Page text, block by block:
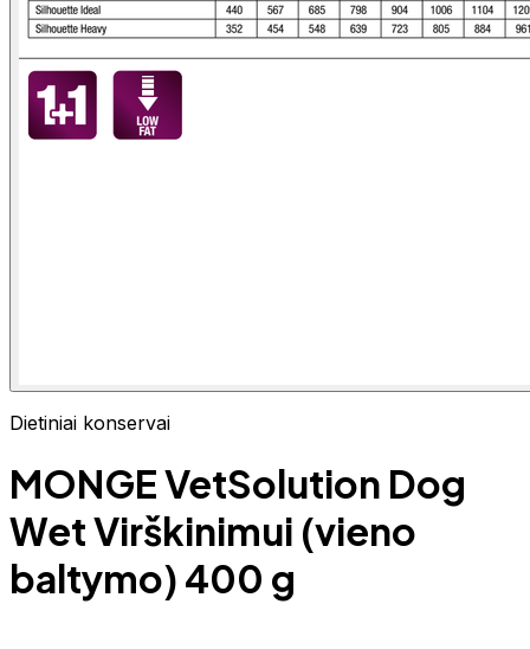
Dietiniai konservai
MONGE VetSolution Dog
Wet Virškinimui (vieno
baltymo) 400 g